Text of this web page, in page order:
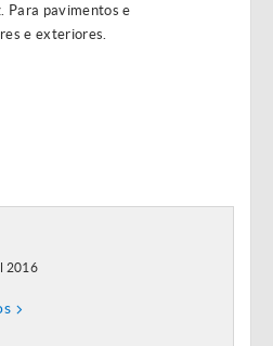
Para pavimentos e
e exteriores.
2016